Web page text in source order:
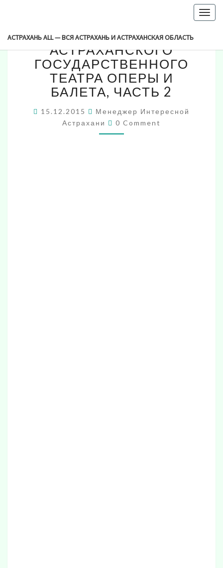
АСТРАХАНЬ ALL — ВСЯ АСТРАХАНЬ И АСТРАХАНСКАЯ ОБЛАСТЬ
АСТРАХАНСКОГО
ТЕАТРА
ОПЕРЫ
И
БАЛЕТА,
2
РЕКОНСТРУКЦИЯ
АСТРАХАНСКОГО
ГОСУДАРСТВЕННОГО
ТЕАТРА ОПЕРЫ И
БАЛЕТА, ЧАСТЬ 2
15.12.2015
Менеджер Интересной
Астрахани
Comments
0 Comment